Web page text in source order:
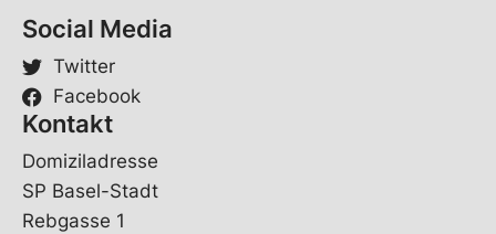
Social Media
Twitter
Facebook
Kontakt
Domiziladresse
SP Basel-Stadt
Rebgasse 1